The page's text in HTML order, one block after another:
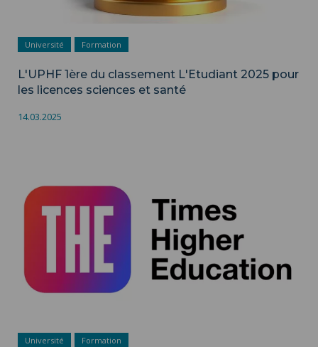
Université Formation
L'UPHF 1ère du classement L'Etudiant 2025 pour
les licences sciences et santé
14.03.2025
Université Formation